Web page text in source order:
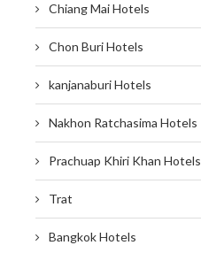
Chiang Mai Hotels
Chon Buri Hotels
kanjanaburi Hotels
Nakhon Ratchasima Hotels
Prachuap Khiri Khan Hotels
Trat
Bangkok Hotels